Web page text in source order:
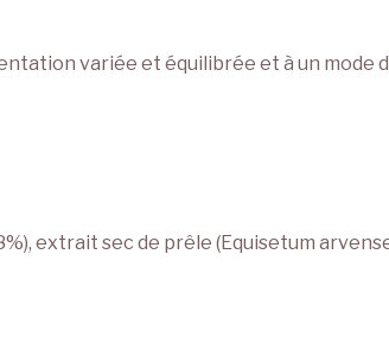
variée et équilibrée et à un mode
extrait sec de prêle (Equisetum